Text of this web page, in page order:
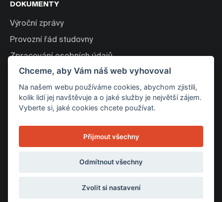
DOKUMENTY
Výroční zprávy
Provozní řád studovny
Zpracování osobních údajů
O NÁS
O Bakala Foundation
Chceme, aby Vám náš web vyhovoval
Na našem webu používáme cookies, abychom zjistili,
kolik lidí jej navštěvuje a o jaké služby je největší zájem.
Vyberte si, jaké cookies chcete používat.
Přijmout všechny
Odmítnout všechny
Zvolit si nastavení